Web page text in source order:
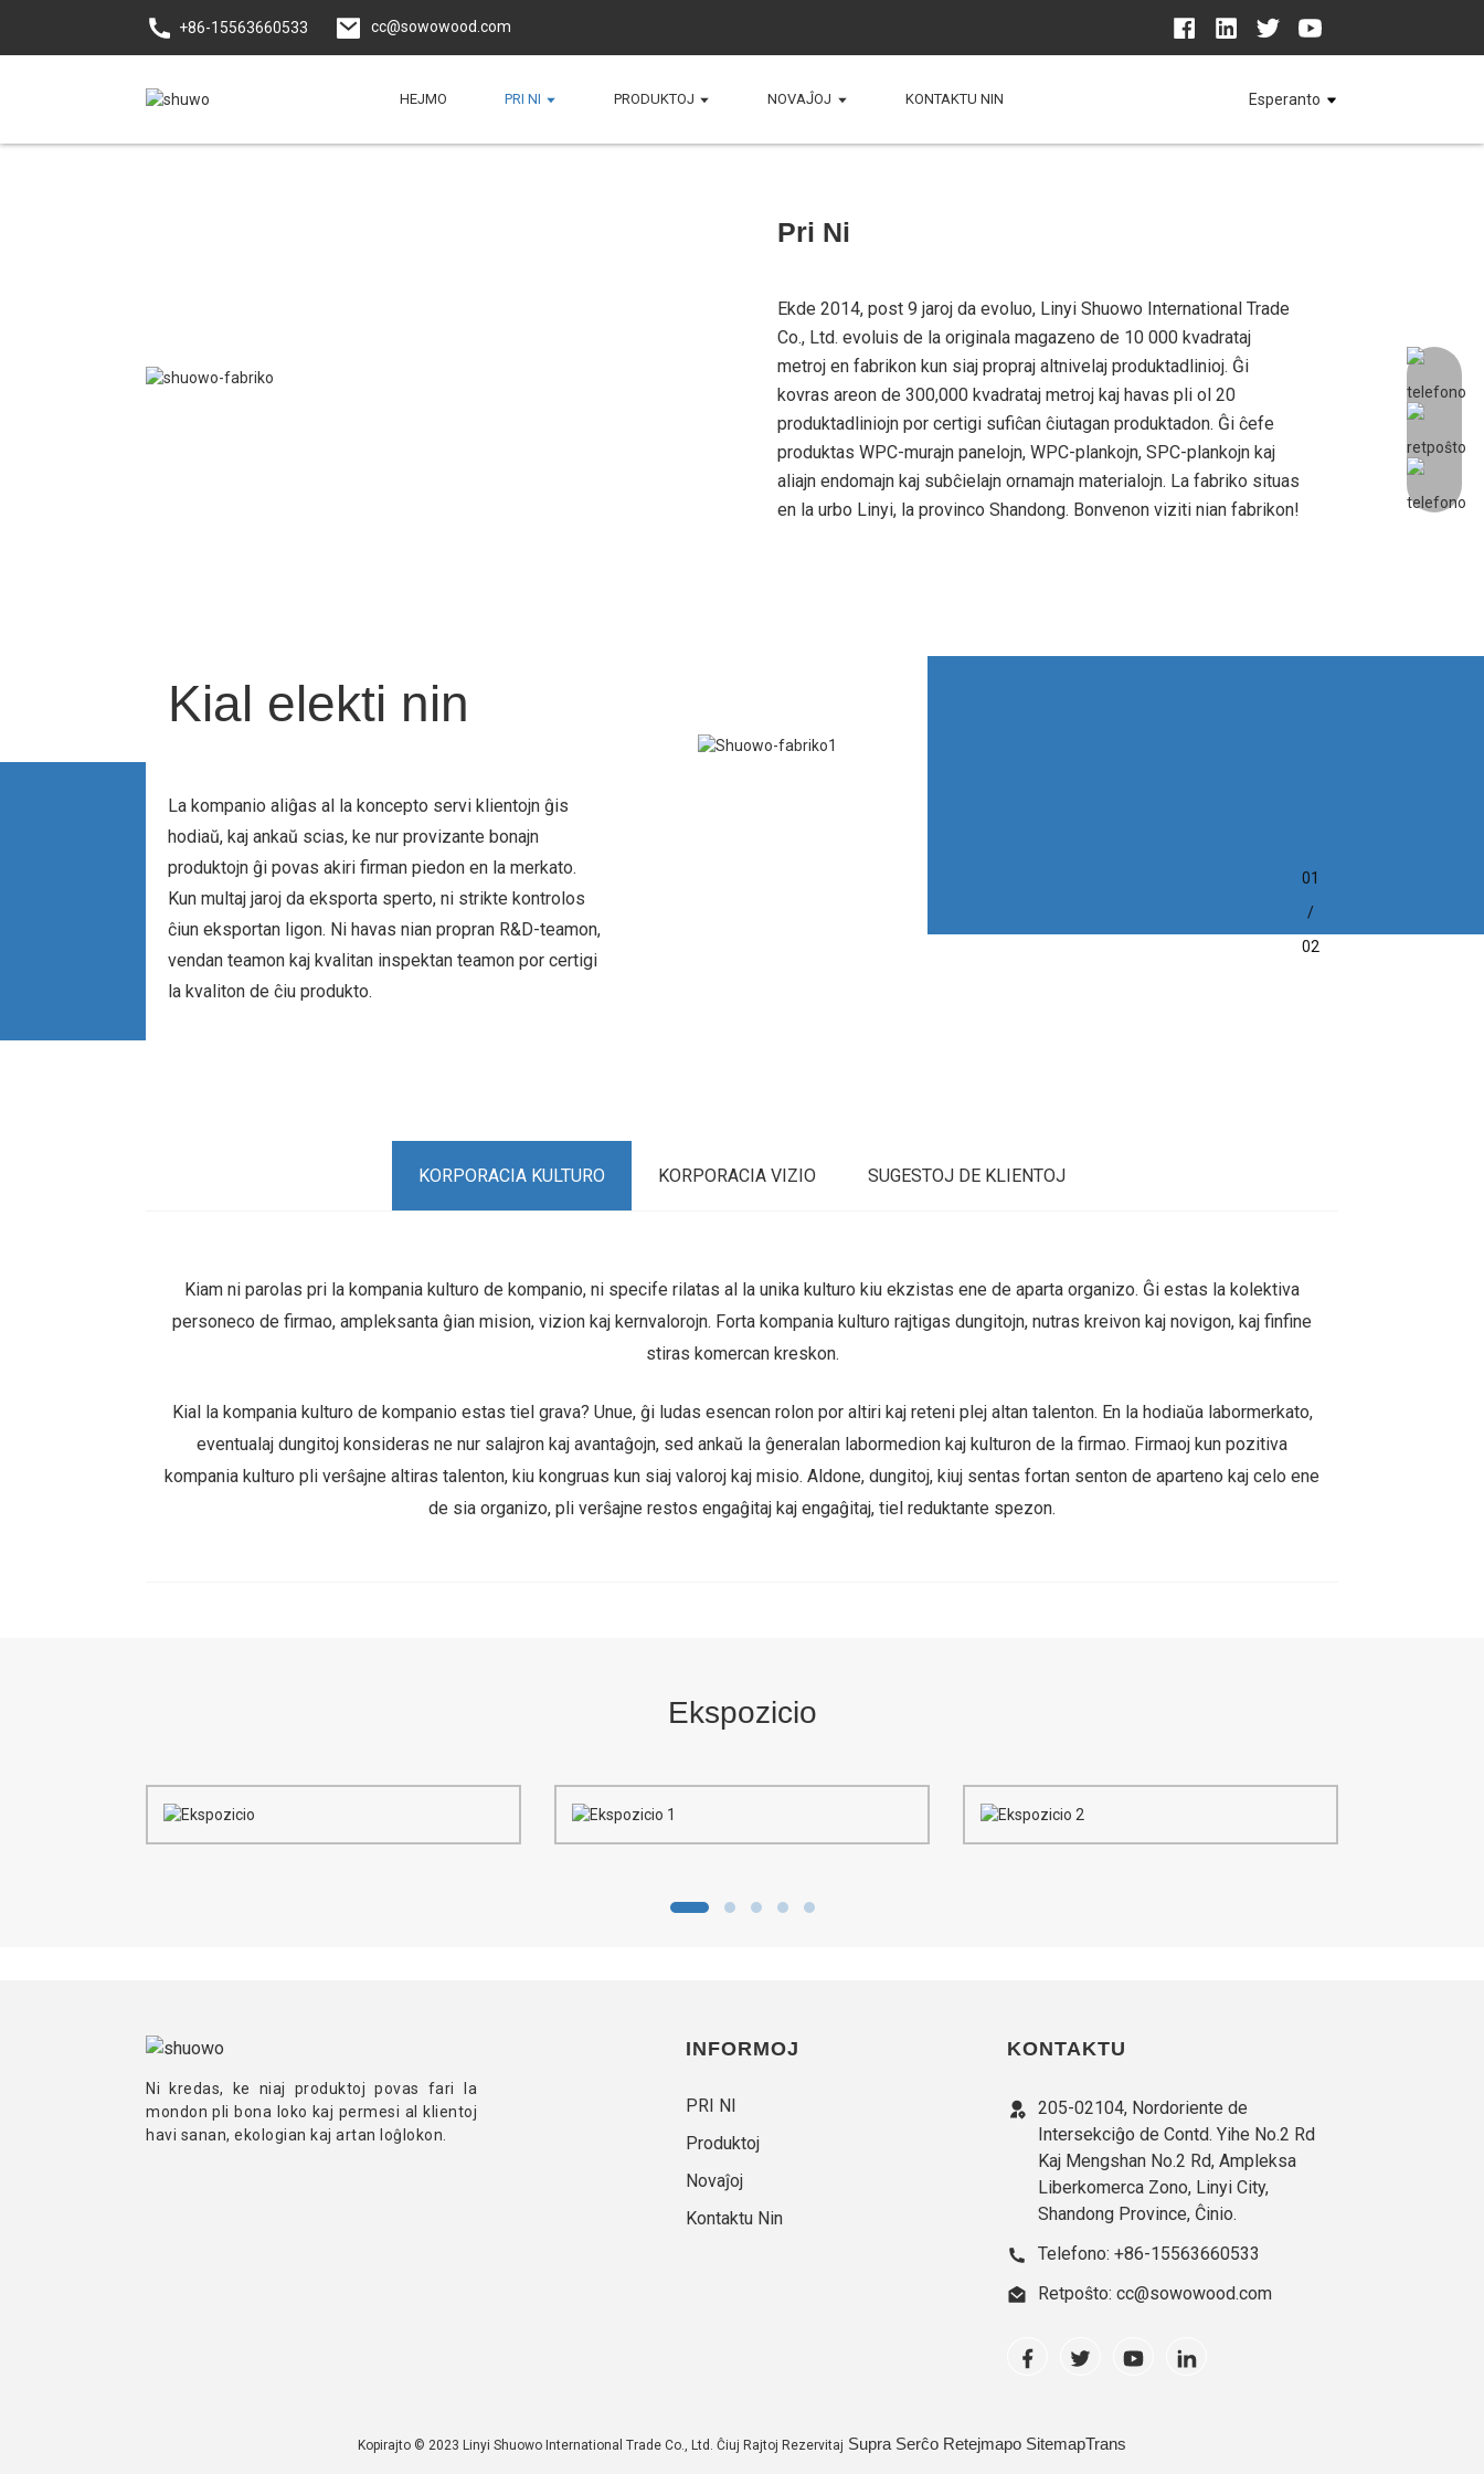
+86-15563660533 cc@sowowood.com
HEJMO PRI NI PRODUKTOJ NOVAĴOJ KONTAKTU NIN Esperanto
Pri Ni
Ekde 2014, post 9 jaroj da evoluo, Linyi Shuowo International Trade
Co., Ltd. evoluis de la originala magazeno de 10 000 kvadrataj
metroj en fabrikon kun siaj propraj altnivelaj produktadlinioj. Ĝi
kovras areon de 300,000 kvadrataj metroj kaj havas pli ol 20
produktadliniojn por certigi sufiĉan ĉiutagan produktadon. Ĝi ĉefe
produktas WPC-murajn panelojn, WPC-plankojn, SPC-plankojn kaj
aliajn endomajn kaj subĉielajn ornamajn materialojn. La fabriko situas
en la urbo Linyi, la provinco Shandong. Bonvenon viziti nian fabrikon!
Kial elekti nin
La kompanio aliĝas al la koncepto servi klientojn ĝis
hodiaŭ, kaj ankaŭ scias, ke nur provizante bonajn
produktojn ĝi povas akiri firman piedon en la merkato.
Kun multaj jaroj da eksporta sperto, ni strikte kontrolos
ĉiun eksportan ligon. Ni havas nian propran R&D-teamon,
vendan teamon kaj kvalitan inspektan teamon por certigi
la kvaliton de ĉiu produkto.
01
/
02
KORPORACIA KULTURO KORPORACIA VIZIO SUGESTOJ DE KLIENTOJ
Kiam ni parolas pri la kompania kulturo de kompanio, ni specife rilatas al la unika kulturo kiu ekzistas ene de aparta organizo. Ĝi estas la kolektiva
personeco de firmao, ampleksanta ĝian mision, vizion kaj kernvalorojn. Forta kompania kulturo rajtigas dungitojn, nutras kreivon kaj novigon, kaj finfine
stiras komercan kreskon.
Kial la kompania kulturo de kompanio estas tiel grava? Unue, ĝi ludas esencan rolon por altiri kaj reteni plej altan talenton. En la hodiaŭa labormerkato,
eventualaj dungitoj konsideras ne nur salajron kaj avantaĝojn, sed ankaŭ la ĝeneralan labormedion kaj kulturon de la firmao. Firmaoj kun pozitiva
kompania kulturo pli verŝajne altiras talenton, kiu kongruas kun siaj valoroj kaj misio. Aldone, dungitoj, kiuj sentas fortan senton de aparteno kaj celo ene
de sia organizo, pli verŝajne restos engaĝitaj kaj engaĝitaj, tiel reduktante spezon.
Ekspozicio
Ni kredas, ke niaj produktoj povas fari la
mondon pli bona loko kaj permesi al klientoj
havi sanan, ekologian kaj artan loĝlokon.
INFORMOJ
PRI NI
Produktoj
Novaĵoj
Kontaktu Nin
KONTAKTU
205-02104, Nordoriente de
Intersekciĝo de Contd. Yihe No.2 Rd
Kaj Mengshan No.2 Rd, Ampleksa
Liberkomerca Zono, Linyi City,
Shandong Province, Ĉinio.
Telefono: +86-15563660533
Retpoŝto: cc@sowowood.com
Kopirajto © 2023 Linyi Shuowo International Trade Co., Ltd. Ĉiuj Rajtoj Rezervitaj Supra Serĉo Retejmapo SitemapTrans